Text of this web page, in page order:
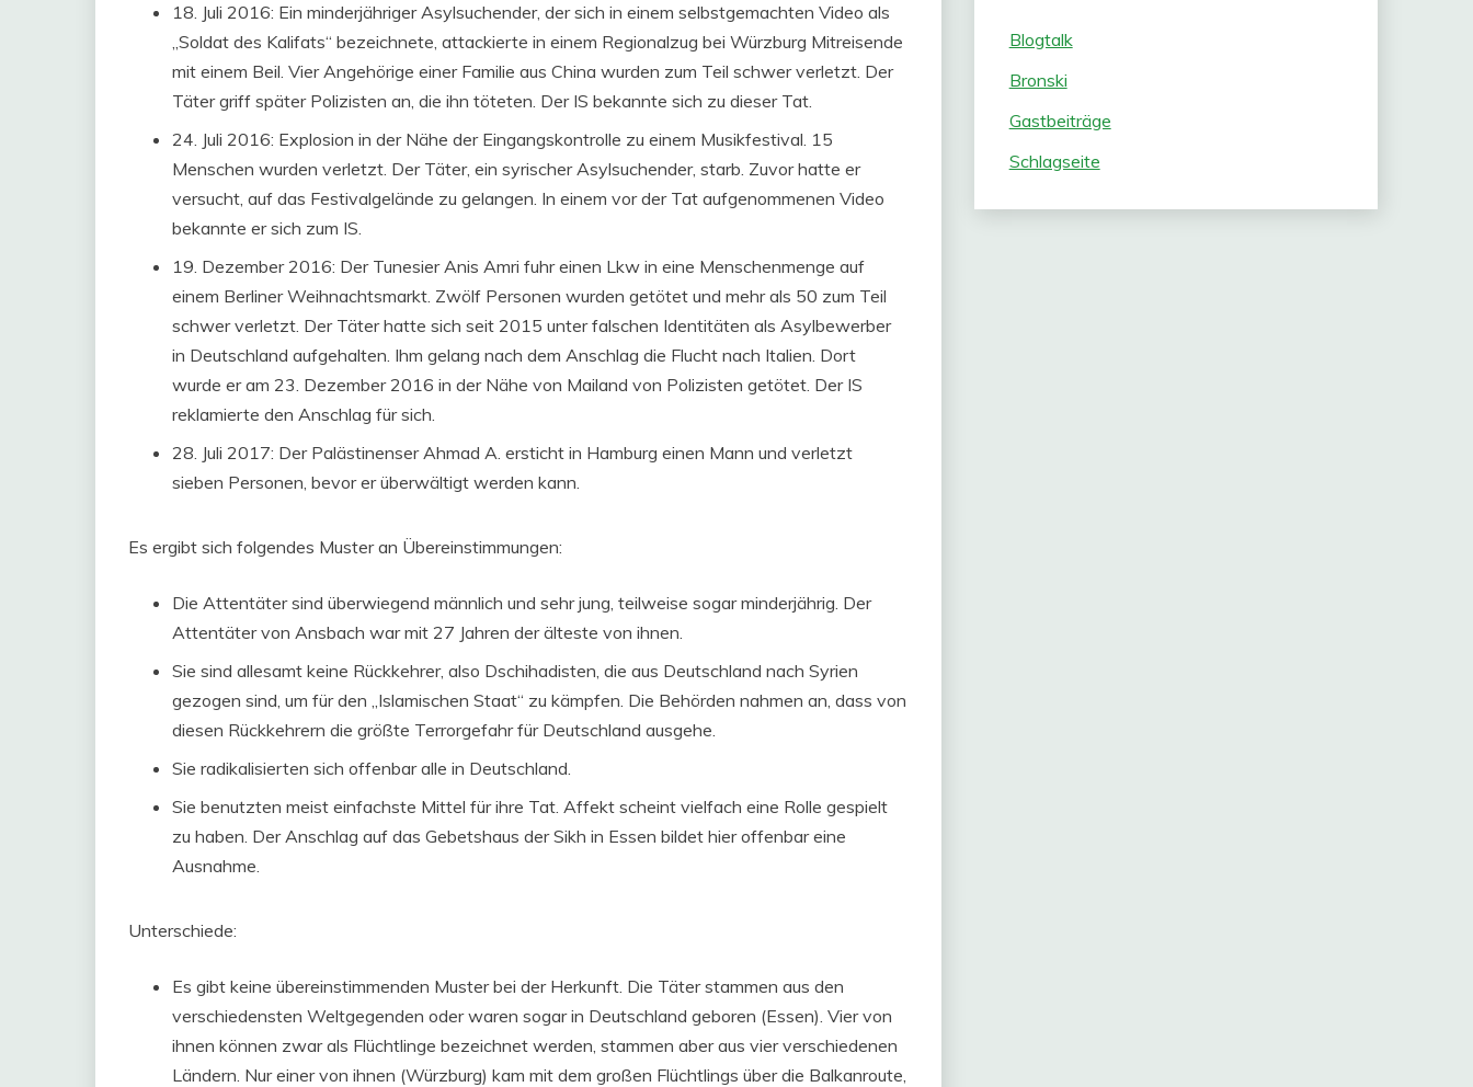
18. Juli 2016: Ein minderjähriger Asylsuchender, der sich in einem selbstgemachten Video als
„Soldat des Kalifats“ bezeichnete, attackierte in einem Regionalzug bei Würzburg Mitreisende
mit einem Beil. Vier Angehörige einer Familie aus China wurden zum Teil schwer verletzt. Der
Täter griff später Polizisten an, die ihn töteten. Der IS bekannte sich zu dieser Tat.
24. Juli 2016: Explosion in der Nähe der Eingangskontrolle zu einem Musikfestival. 15
Menschen wurden verletzt. Der Täter, ein syrischer Asylsuchender, starb. Zuvor hatte er
versucht, auf das Festivalgelände zu gelangen. In einem vor der Tat aufgenommenen Video
bekannte er sich zum IS.
19. Dezember 2016: Der Tunesier Anis Amri fuhr einen Lkw in eine Menschenmenge auf
einem Berliner Weihnachtsmarkt. Zwölf Personen wurden getötet und mehr als 50 zum Teil
schwer verletzt. Der Täter hatte sich seit 2015 unter falschen Identitäten als Asylbewerber
in Deutschland aufgehalten. Ihm gelang nach dem Anschlag die Flucht nach Italien. Dort
wurde er am 23. Dezember 2016 in der Nähe von Mailand von Polizisten getötet. Der IS
reklamierte den Anschlag für sich.
28. Juli 2017: Der Palästinenser Ahmad A. ersticht in Hamburg einen Mann und verletzt
sieben Personen, bevor er überwältigt werden kann.
Es ergibt sich folgendes Muster an Übereinstimmungen:
Die Attentäter sind überwiegend männlich und sehr jung, teilweise sogar minderjährig. Der
Attentäter von Ansbach war mit 27 Jahren der älteste von ihnen.
Sie sind allesamt keine Rückkehrer, also Dschihadisten, die aus Deutschland nach Syrien
gezogen sind, um für den „Islamischen Staat“ zu kämpfen. Die Behörden nahmen an, dass von
diesen Rückkehrern die größte Terrorgefahr für Deutschland ausgehe.
Sie radikalisierten sich offenbar alle in Deutschland.
Sie benutzten meist einfachste Mittel für ihre Tat. Affekt scheint vielfach eine Rolle gespielt
zu haben. Der Anschlag auf das Gebetshaus der Sikh in Essen bildet hier offenbar eine
Ausnahme.
Unterschiede:
Es gibt keine übereinstimmenden Muster bei der Herkunft. Die Täter stammen aus den
verschiedensten Weltgegenden oder waren sogar in Deutschland geboren (Essen). Vier von
ihnen können zwar als Flüchtlinge bezeichnet werden, stammen aber aus vier verschiedenen
Ländern. Nur einer von ihnen (Würzburg) kam mit dem großen Flüchtlings über die Balkanroute,
Blogtalk
Bronski
Gastbeiträge
Schlagseite